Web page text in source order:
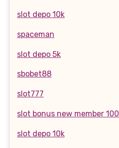
slot depo 10k
spaceman
slot depo 5k
sbobet88
slot777
slot bonus new member 100
slot depo 10k